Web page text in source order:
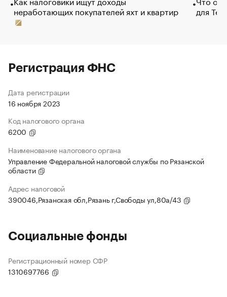
неработающих покупателей яхт и квартир
для
Регистрация ФНС
Дата регистрации
16 ноября 2023
Код налогового органа
6200
Наименование налогового органа
Управление Федеральной налоговой службы по Рязанской
области
Адрес налоговой
390046,Рязанская обл,Рязань г,Свободы ул,80а/43
Социальные фонды
Регистрационный номер СФР
1310697766